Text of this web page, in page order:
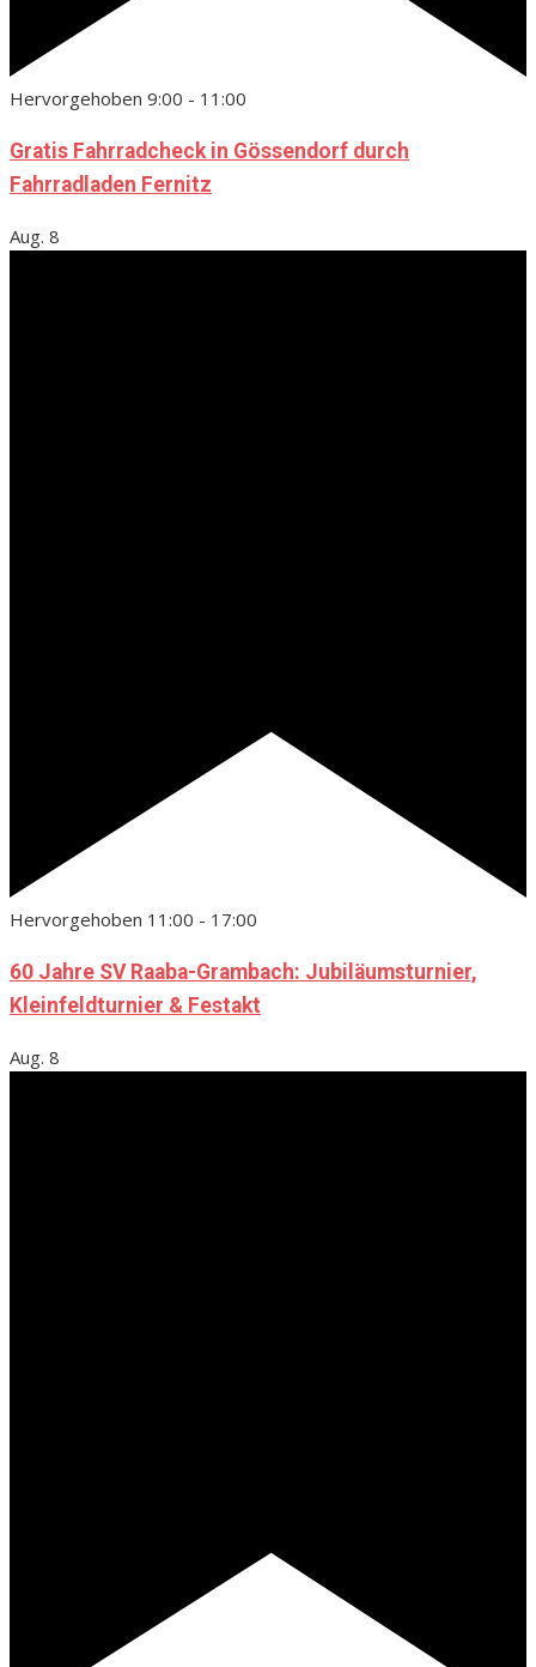
Hervorgehoben 9:00 - 11:00
Gratis Fahrradcheck in Gössendorf durch
Fahrradladen Fernitz
Aug. 8
Hervorgehoben 11:00 - 17:00
60 Jahre SV Raaba-Grambach: Jubiläumsturnier,
Kleinfeldturnier & Festakt
Aug. 8